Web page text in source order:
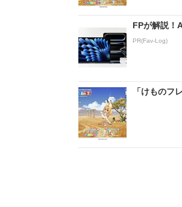
FPが解説！
PR(Fav-Log)
「けもの